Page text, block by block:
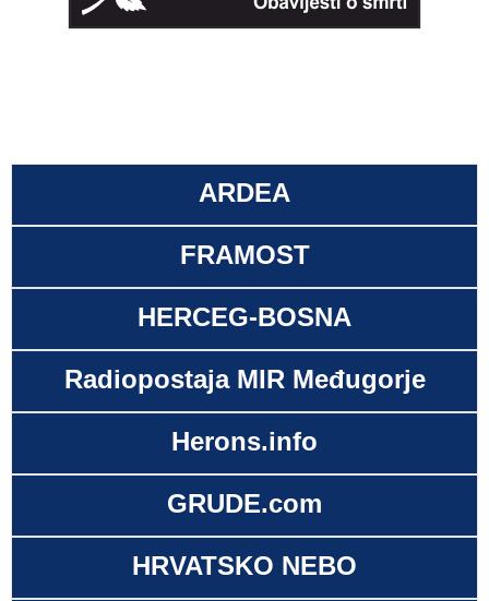
ARDEA
FRAMOST
HERCEG-BOSNA
Radiopostaja MIR Međugorje
Herons.info
GRUDE.com
HRVATSKO NEBO